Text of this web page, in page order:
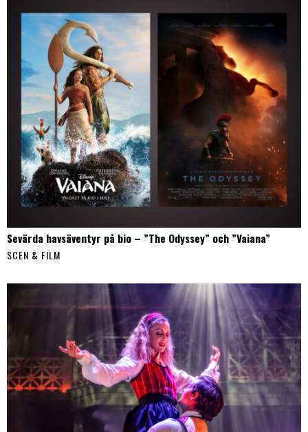
Sevärda havsäventyr på bio – ”The Odyssey” och ”Vaiana”
SCEN & FILM